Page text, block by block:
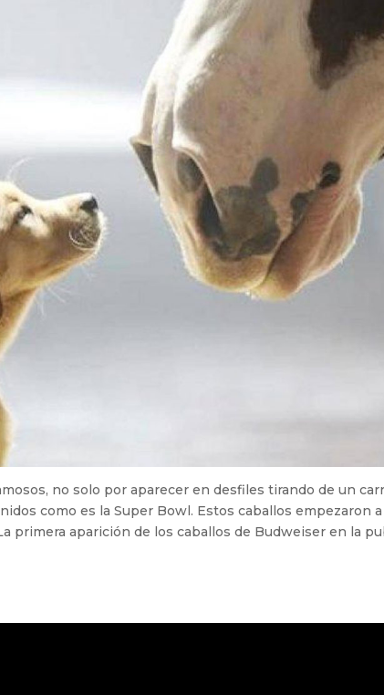
no solo por aparecer en desfiles tirando de un
como es la Super Bowl. Estos caballos empezaron
primera aparición de los caballos de Budweiser en la